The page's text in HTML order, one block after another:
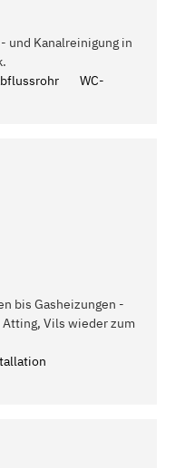
und Kanalreinigung in
WC-
bis Gasheizungen -
Vils wieder zum